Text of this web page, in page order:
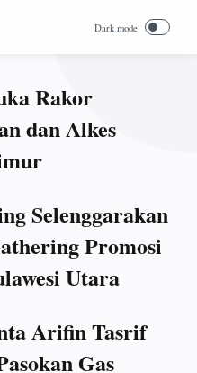
Rakor
dan Alkes
Selenggarakan
Promosi
Utara
Arifin Tasrif
Gas